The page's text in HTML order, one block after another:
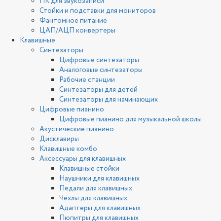
Стойки и подставки для мониторов
Фантомное питание
ЦАП/АЦП конвертеры
Клавишные
Синтезаторы
Цифровые синтезаторы
Аналоговые синтезаторы
Рабочие станции
Синтезаторы для детей
Синтезаторы для начинающих
Цифровые пианино
Цифровые пианино для музыкальной школы
Акустические пианино
Дисклавиры
Клавишные комбо
Аксессуары для клавишных
Клавишные стойки
Наушники для клавишных
Педали для клавишных
Чехлы для клавишных
Адаптеры для клавишных
Пюпитры для клавишных